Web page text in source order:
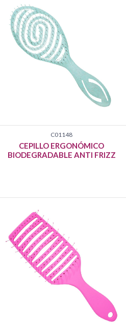
C01148
CEPILLO ERGONÓMICO
BIODEGRADABLE ANTI FRIZZ